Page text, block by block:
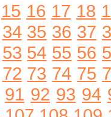
15 16 17 18
34 35 36 37
53 54 55 56
72 73 74 75
91 92 93 94